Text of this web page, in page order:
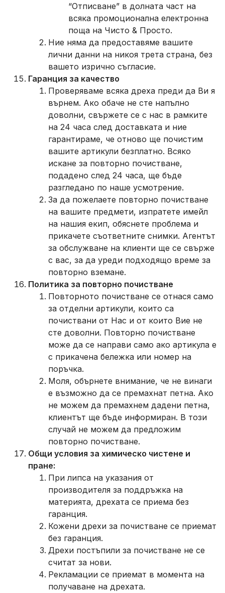
“Отписване” в долната част на
всяка промоционална електронна
поща на Чисто & Просто.
Ние няма да предоставяме вашите
лични данни на никоя трета страна, без
вашето изрично съгласие.
Гаранция за качество
Проверяваме всяка дреха преди да Ви я
върнем. Ако обаче не сте напълно
доволни, свържете се с нас в рамките
на 24 часа след доставката и ние
гарантираме, че отново ще почистим
вашите артикули безплатно. Всяко
искане за повторно почистване,
подадено след 24 часа, ще бъде
разгледано по наше усмотрение.
За да пожелаете повторно почистване
на вашите предмети, изпратете имейл
на нашия екип, обяснете проблема и
прикачете съответните снимки. Агентът
за обслужване на клиенти ще се свърже
с вас, за да уреди подходящо време за
повторно вземане.
Политика за повторно почистване
Повторното почистване се отнася само
за отделни артикули, които са
почиствани от Нас и от които Вие не
сте доволни. Повторно почистване
може да се направи само ако артикула е
с прикачена бележка или номер на
поръчка.
Моля, обърнете внимание, че не винаги
е възможно да се премахнат петна. Ако
не можем да премахнем дадени петна,
клиентът ще бъде информиран. В този
случай не можем да предложим
повторно почистване.
Общи условия за химическо чистене и
пране:
При липса на указания от
производителя за поддръжка на
материята, дрехата се приема без
гаранция.
Кожени дрехи за почистване се приемат
без гаранция.
Дрехи постъпили за почистване не се
считат за нови.
Рекламации се приемат в момента на
получаване на дрехата.